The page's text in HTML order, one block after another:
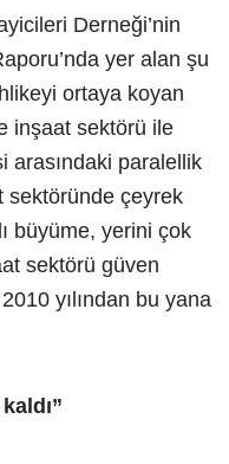
Derneği’nin
yer alan şu
ortaya koyan
inşaat sektörü ile
arasındaki paralellik
sektöründe çeyrek
büyüme, yerini çok
sektörü güven
yılından bu yana